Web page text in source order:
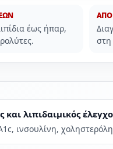
έως ήπαρ,
ΑΠΟ
στη
και λιπιδαιμικός
ινσουλίνη, χοληστερόλη